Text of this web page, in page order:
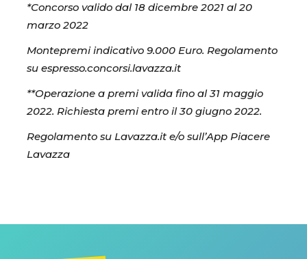
*Concorso valido dal 18 dicembre 2021 al 20
marzo 2022
Montepremi indicativo 9.000 Euro. Regolamento
su espresso.concorsi.lavazza.it
**Operazione a premi valida fino al 31 maggio
2022. Richiesta premi entro il 30 giugno 2022.
Regolamento su Lavazza.it e/o sull’App Piacere
Lavazza